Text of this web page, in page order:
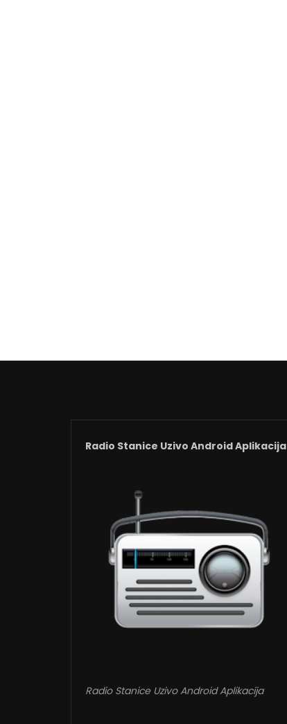
Radio Stanice Uzivo Android Aplikacija
Radio Stanice Uzivo Android Aplikacija